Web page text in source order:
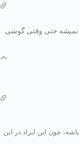
نمیشه حتی وقتی گوشی
چون این ایراد در این